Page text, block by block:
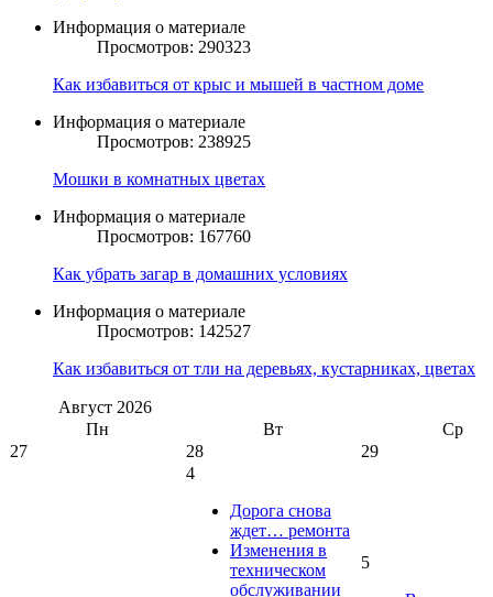
Информация о материале
Просмотров: 290323
Как избавиться от крыс и мышей в частном доме
Информация о материале
Просмотров: 238925
Мошки в комнатных цветах
Информация о материале
Просмотров: 167760
Как убрать загар в домашних условиях
Информация о материале
Просмотров: 142527
Как избавиться от тли на деревьях, кустарниках, цветах
Август 2026
Пн
Вт
Ср
27
28
29
4
Дорога снова
ждет… ремонта
Изменения в
техническом
обслуживании
5